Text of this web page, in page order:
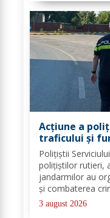
Acțiune a
traficului și
Polițiștii
polițiștilor rutieri,
jandarmilor au
și combaterea
pentru
autovehicule, pe
3 august 2026